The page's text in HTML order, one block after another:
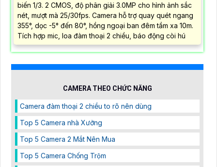
biến 1/3. 2 CMOS, độ phân giải 3.0MP cho hình ảnh sắc
nét, mượt mà 25/30fps. Camera hỗ trợ quay quét ngang
355°, dọc -5° đến 80°, hồng ngoại ban đêm tầm xa 10m.
Tích hợp mic, loa đàm thoại 2 chiều, báo động còi hú
CAMERA THEO CHỨC NĂNG
Camera đàm thoại 2 chiều to rõ nên dùng
Top 5 Camera nhà Xưởng
Top 5 Camera 2 Mắt Nên Mua
Top 5 Camera Chống Trộm